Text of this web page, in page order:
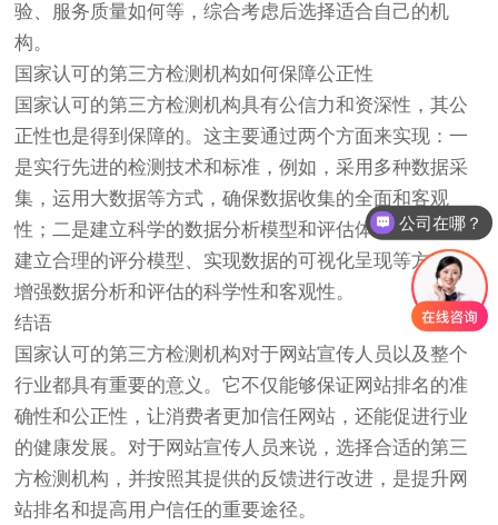
验、服务质量如何等，综合考虑后选择适合自己的机
构。
国家认可的第三方检测机构如何保障公正性
国家认可的第三方检测机构具有公信力和资深性，其公
正性也是得到保障的。这主要通过两个方面来实现：一
是实行先进的检测技术和标准，例如，采用多种数据采
集，运用大数据等方式，确保数据收集的全面和客观
性；二是建立科学的数据分析模型和评估体系，例如，
建立合理的评分模型、实现数据的可视化呈现等方式，
增强数据分析和评估的科学性和客观性。
结语
国家认可的第三方检测机构对于网站宣传人员以及整个
行业都具有重要的意义。它不仅能够保证网站排名的准
确性和公正性，让消费者更加信任网站，还能促进行业
的健康发展。对于网站宣传人员来说，选择合适的第三
方检测机构，并按照其提供的反馈进行改进，是提升网
站排名和提高用户信任的重要途径。
公司在哪？